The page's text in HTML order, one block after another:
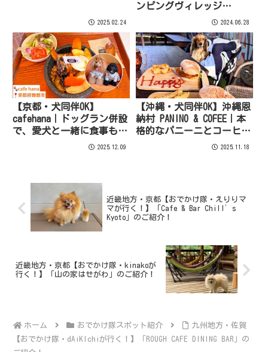
2025.02.24
ンピングヴィレッジ
TOTONOI富士山中湖」をご
紹介！
2024.06.28
【京都・犬同伴OK】
cafehana｜ドッグラン併設
で、愛犬と一緒に食事も遊
びも楽しめる癒しのドッグ
2025.12.09
【沖縄・犬同伴OK】沖縄恩
納村 PANINO & COFEE｜本
格的なパニーニとコーヒー
2025.11.18
近畿地方・京都【おでかけ隊・えりりマ
マが行く！】「Cafe & Bar Chill’s
Kyoto」のご紹介！
近畿地方・京都【おでかけ隊・kinakoが
行く！】「山の家はせがわ」のご紹介！
ホーム おでかけ隊スポット紹介
九州地方・佐賀
【おでかけ隊・dAiKIchiが行く！】「ROUGH CAFE DINING BAR」の